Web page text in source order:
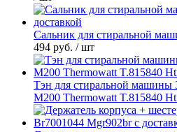
Cальник для стиральной
494 руб. / шт
Тэн для стиральной машины
M200 Thermowatt T.815840